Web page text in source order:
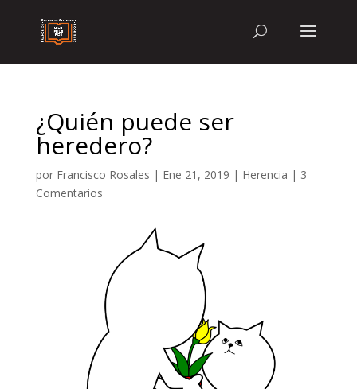
¿Quién puede ser
heredero?
por Francisco Rosales | Ene 21, 2019 | Herencia | 3
Comentarios